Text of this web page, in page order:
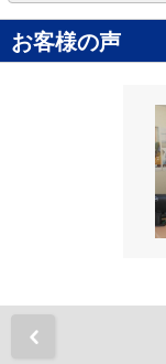
お客様の声